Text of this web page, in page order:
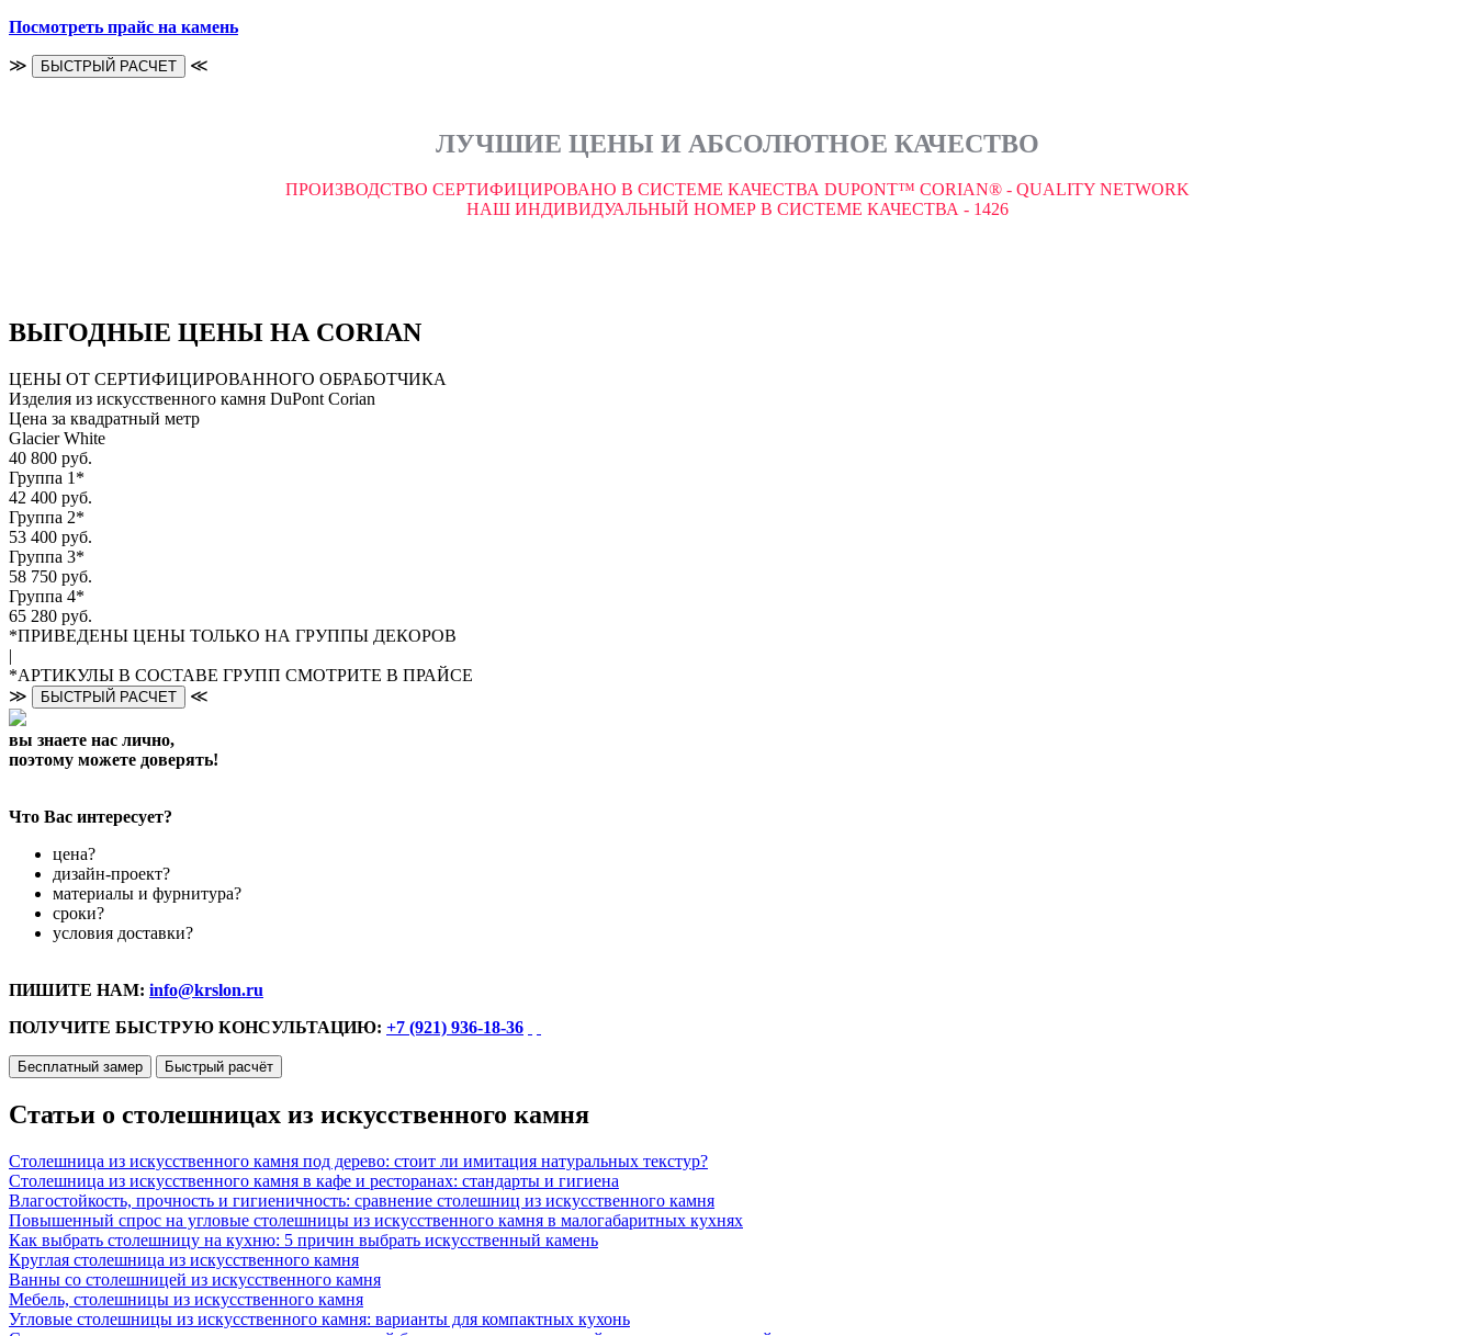
Посмотреть прайс на камень
≫ БЫСТРЫЙ РАСЧЕТ ≪
ЛУЧШИЕ ЦЕНЫ И АБСОЛЮТНОЕ КАЧЕСТВО
ПРОИЗВОДСТВО СЕРТИФИЦИРОВАНО В СИСТЕМЕ КАЧЕСТВА DUPONT™ CORIAN® - QUALITY NETWORK
НАШ ИНДИВИДУАЛЬНЫЙ НОМЕР В СИСТЕМЕ КАЧЕСТВА - 1426
ВЫГОДНЫЕ ЦЕНЫ НА CORIAN
ЦЕНЫ ОТ СЕРТИФИЦИРОВАННОГО ОБРАБОТЧИКА
Изделия из искусственного камня DuPont Corian
Цена за квадратный метр
Glacier White
40 800 руб.
Группа 1*
42 400 руб.
Группа 2*
53 400 руб.
Группа 3*
58 750 руб.
Группа 4*
65 280 руб.
*ПРИВЕДЕНЫ ЦЕНЫ ТОЛЬКО НА ГРУППЫ ДЕКОРОВ
|
*АРТИКУЛЫ В СОСТАВЕ ГРУПП СМОТРИТЕ В ПРАЙСЕ
≫
БЫСТРЫЙ РАСЧЕТ ≪
вы знаете нас лично,
поэтому можете доверять!
Что Вас интересует?
цена?
дизайн-проект?
материалы и фурнитура?
сроки?
условия доставки?
ПИШИТЕ НАМ: info@krslon.ru
ПОЛУЧИТЕ БЫСТРУЮ КОНСУЛЬТАЦИЮ: +7 (921) 936-18-36
Бесплатный замер Быстрый расчёт
Статьи о столешницах из искусственного камня
Столешница из искусственного камня под дерево: стоит ли имитация натуральных текстур?
Столешница из искусственного камня в кафе и ресторанах: стандарты и гигиена
Влагостойкость, прочность и гигиеничность: сравнение столешниц из искусственного камня
Повышенный спрос на угловые столешницы из искусственного камня в малогабаритных кухнях
Как выбрать столешницу на кухню: 5 причин выбрать искусственный камень
Круглая столешница из искусственного камня
Ванны со столешницей из искусственного камня
Мебель, столешницы из искусственного камня
Угловые столешницы из искусственного камня: варианты для компактных кухонь